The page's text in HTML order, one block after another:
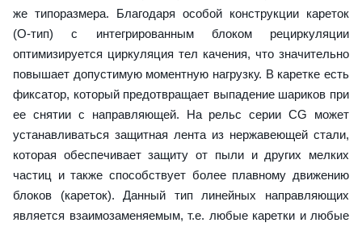
же типоразмера. Благодаря особой конструкции кареток
(О-тип) с интегрированным блоком рециркуляции
оптимизируется циркуляция тел качения, что значительно
повышает допустимую моментную нагрузку. В каретке есть
фиксатор, который предотвращает выпадение шариков при
ее снятии с направляющей. На рельс серии CG может
устанавливаться защитная лента из нержавеющей стали,
которая обеспечивает защиту от пыли и других мелких
частиц и также способствует более плавному движению
блоков (кареток). Данный тип линейных направляющих
является взаимозаменяемым, т.е. любые каретки и любые